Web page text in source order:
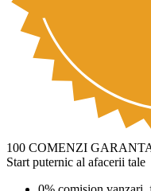
100 COMENZI
Start puternic al afacerii tale